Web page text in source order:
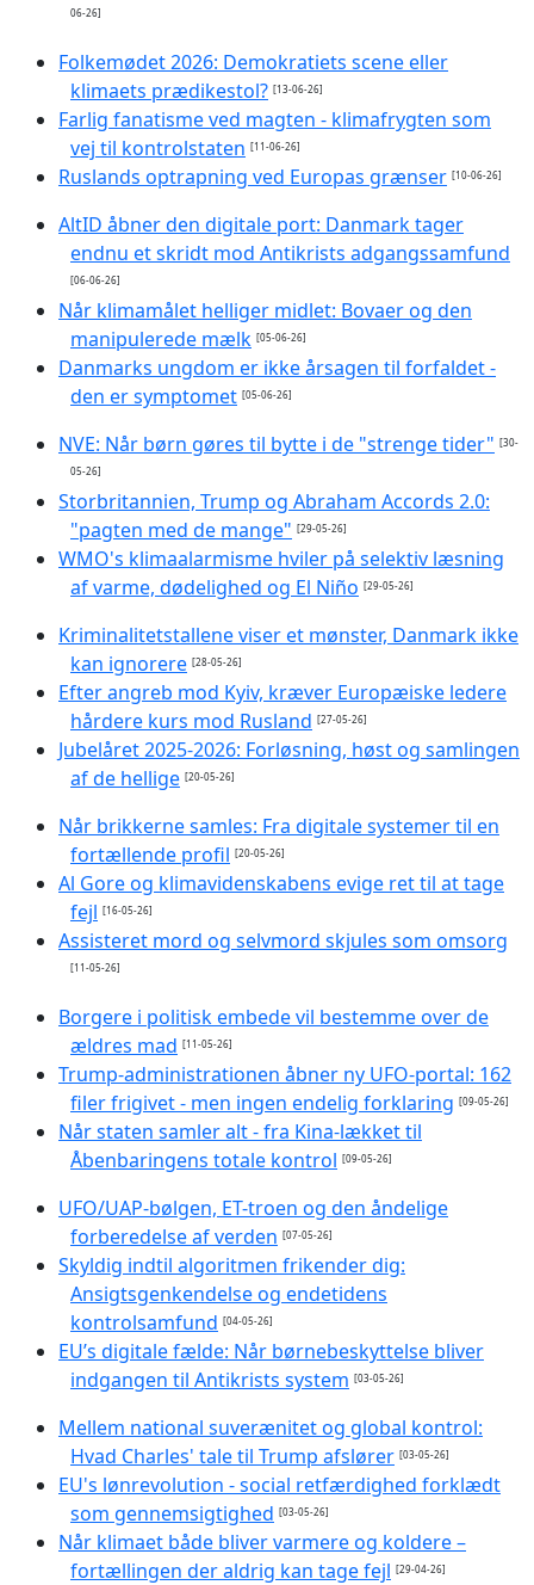
06-26]
Folkemødet 2026: Demokratiets scene eller
klimaets prædikestol? [13-06-26]
Farlig fanatisme ved magten - klimafrygten som
vej til kontrolstaten [11-06-26]
Ruslands optrapning ved Europas grænser [10-06-26]
AltID åbner den digitale port: Danmark tager
endnu et skridt mod Antikrists adgangssamfund
[06-06-26]
Når klimamålet helliger midlet: Bovaer og den
manipulerede mælk [05-06-26]
Danmarks ungdom er ikke årsagen til forfaldet -
den er symptomet [05-06-26]
NVE: Når børn gøres til bytte i de "strenge tider" [30-
05-26]
Storbritannien, Trump og Abraham Accords 2.0:
"pagten med de mange" [29-05-26]
WMO's klimaalarmisme hviler på selektiv læsning
af varme, dødelighed og El Niño [29-05-26]
Kriminalitetstallene viser et mønster, Danmark ikke
kan ignorere [28-05-26]
Efter angreb mod Kyiv, kræver Europæiske ledere
hårdere kurs mod Rusland [27-05-26]
Jubelåret 2025-2026: Forløsning, høst og samlingen
af de hellige [20-05-26]
Når brikkerne samles: Fra digitale systemer til en
fortællende profil [20-05-26]
Al Gore og klimavidenskabens evige ret til at tage
fejl [16-05-26]
Assisteret mord og selvmord skjules som omsorg
[11-05-26]
Borgere i politisk embede vil bestemme over de
ældres mad [11-05-26]
Trump-administrationen åbner ny UFO-portal: 162
filer frigivet - men ingen endelig forklaring [09-05-26]
Når staten samler alt - fra Kina-lækket til
Åbenbaringens totale kontrol [09-05-26]
UFO/UAP-bølgen, ET-troen og den åndelige
forberedelse af verden [07-05-26]
Skyldig indtil algoritmen frikender dig:
Ansigtsgenkendelse og endetidens
kontrolsamfund [04-05-26]
EU’s digitale fælde: Når børnebeskyttelse bliver
indgangen til Antikrists system [03-05-26]
Mellem national suverænitet og global kontrol:
Hvad Charles' tale til Trump afslører [03-05-26]
EU's lønrevolution - social retfærdighed forklædt
som gennemsigtighed [03-05-26]
Når klimaet både bliver varmere og koldere –
fortællingen der aldrig kan tage fejl [29-04-26]